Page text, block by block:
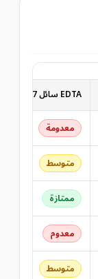
EDTA سائل 17%
معدومة
متوسط
ممتازة
معدوم
متوسط